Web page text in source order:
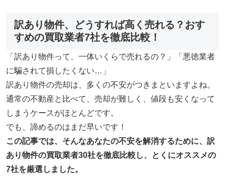
訳あり物件、どうすれば高く売れる？おす
すめの買取業者7社を徹底比較！
「訳あり物件って、一体いくらで売れるの？」「悪徳業者
に騙されて損したくない…」
訳あり物件の売却は、多くの不安がつきまといますよね。
通常の不動産と比べて、売却が難しく、値段も安くなって
しまうケースがほとんどです。
でも、諦めるのはまだ早いです！
この記事では、そんなあなたの不安を解消するために、訳
あり物件の買取業者30社を徹底比較し、とくにオススメの
7社を厳選しました。